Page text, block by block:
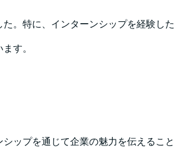
。特に、インターンシップを経験した
す。
ップを通じて企業の魅力を伝えること